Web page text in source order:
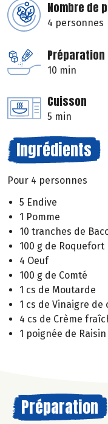
Nombre de
4 personnes
Préparation
10 min
Cuisson
5 min
Ingrédients
Pour 4 personnes
5 Endive
1 Pomme
10 tranches de
100 g de Roquefort
4 Oeuf
100 g de Comté
1 cs de Moutarde
1 cs de Vinaigre de
4 cs de Crème
1 poignée de Raisin
Préparation